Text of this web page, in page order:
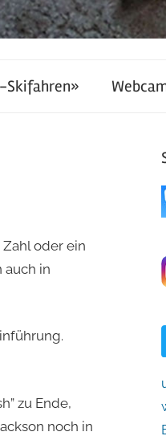
Skifahren»
oder ein
auch in
zu Ende,
noch in